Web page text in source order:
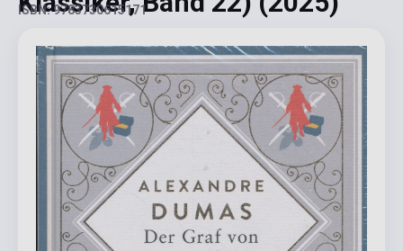
ISBN: 9783730615171